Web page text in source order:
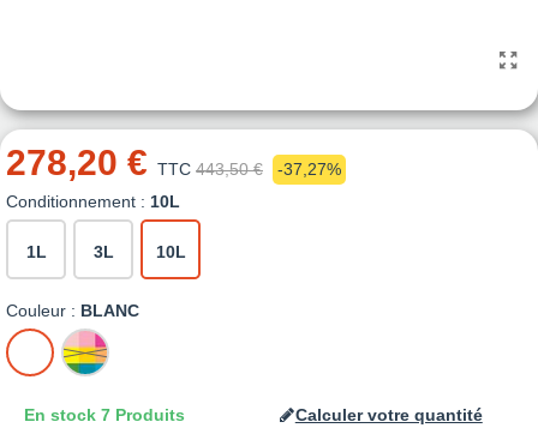
278,20 € TTC 443,50 €
-37,27%
Conditionnement : 10L
1L 3L 10L
Couleur : BLANC
BLANC MISE
A
TEINTE
En stock 7 Produits Calculer votre quantité